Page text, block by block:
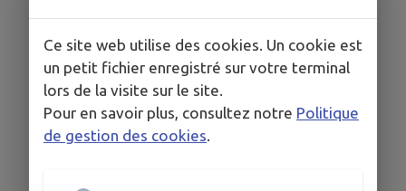
Ce site web utilise des cookies. Un cookie est
un petit fichier enregistré sur votre terminal
lors de la visite sur le site.
Pour en savoir plus, consultez notre Politique
de gestion des cookies.